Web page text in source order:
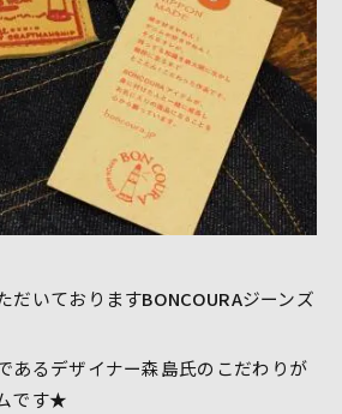
だいておりますBONCOURAジーンズ
あるデザイナー森島氏のこだわりが
です★